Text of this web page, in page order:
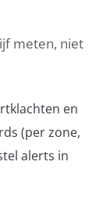
meten, niet
en
(per zone,
alerts in